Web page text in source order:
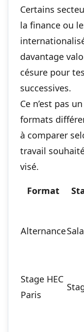
Certains
la finance ou
davantage
césure pour
successives.
Ce n’est pas
formats
à comparer
travail
visé.
Format
Alternance
Stage HEC
Paris